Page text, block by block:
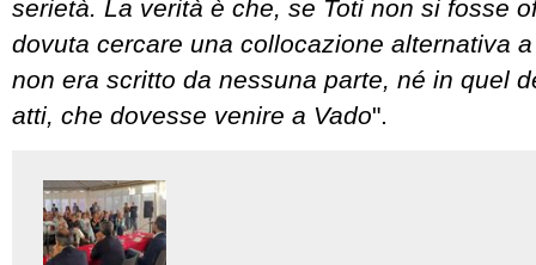
serietà. La verità è che, se Toti non si fosse
dovuta cercare una collocazione alternativa
non era scritto da nessuna parte, né in quel
atti, che dovesse venire a Vado".